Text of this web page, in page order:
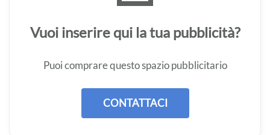
Vuoi inserire qui la tua pubblicità?
Puoi comprare questo spazio pubblicitario
CONTATTACI